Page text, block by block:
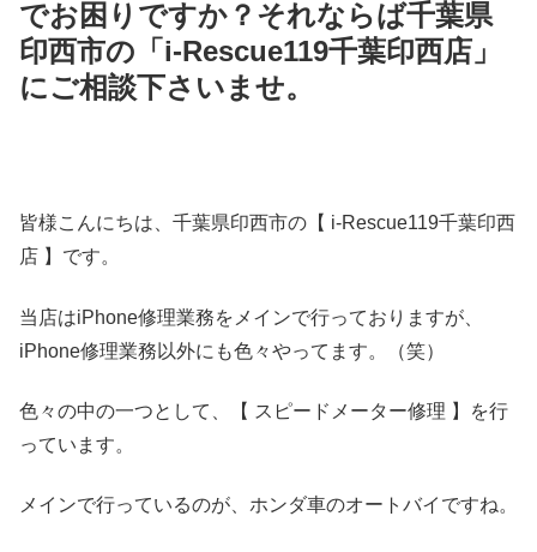
でお困りですか？それならば千葉県
印西市の「i-Rescue119千葉印西店」
にご相談下さいませ。
皆様こんにちは、千葉県印西市の【 i-Rescue119千葉印西
店 】です。
当店はiPhone修理業務をメインで行っておりますが、
iPhone修理業務以外にも色々やってます。（笑）
色々の中の一つとして、【 スピードメーター修理 】を行
っています。
メインで行っているのが、ホンダ車のオートバイですね。